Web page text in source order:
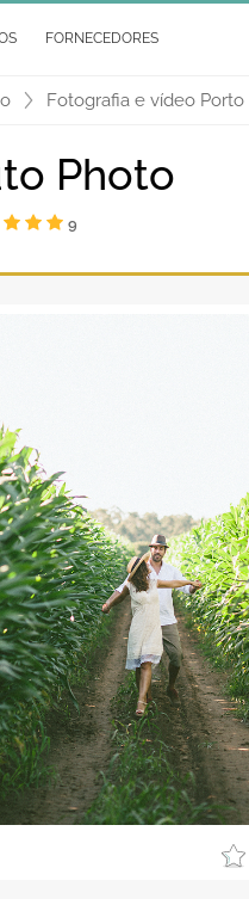
FORNECEDORES
Fotografia e vídeo Porto
Photo
9